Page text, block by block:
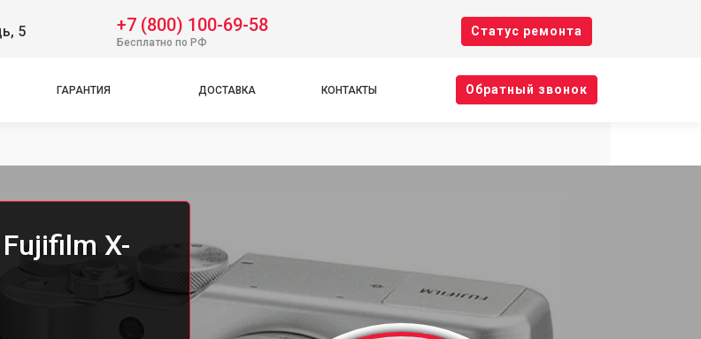
5 +7 (800) 100-69-58
Бесплатно по РФ
Cтатус ремонта
ГАРАНТИЯ ДОСТАВКА КОНТАКТЫ Oбратный звонок
X-